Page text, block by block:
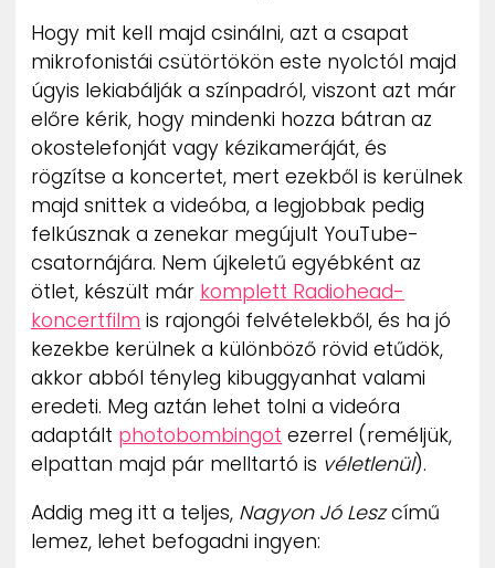
Hogy mit kell majd csinálni, azt a csapat
mikrofonistái csütörtökön este nyolctól majd
úgyis lekiabálják a színpadról, viszont azt már
előre kérik, hogy mindenki hozza bátran az
okostelefonját vagy kézikameráját, és
rögzítse a koncertet, mert ezekből is kerülnek
majd snittek a videóba, a legjobbak pedig
felkúsznak a zenekar megújult YouTube-
csatornájára. Nem újkeletű egyébként az
ötlet, készült már komplett Radiohead-
koncertfilm is rajongói felvételekből, és ha jó
kezekbe kerülnek a különböző rövid etűdök,
akkor abból tényleg kibuggyanhat valami
eredeti. Meg aztán lehet tolni a videóra
adaptált photobombingot ezerrel (reméljük,
elpattan majd pár melltartó is véletlenül).
Addig meg itt a teljes, Nagyon Jó Leszcímű
lemez, lehet befogadni ingyen: